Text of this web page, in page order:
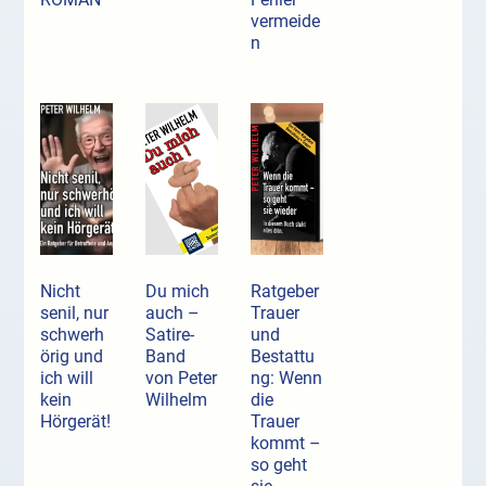
vermeide
n
Nicht
senil, nur
schwerh
örig und
ich will
kein
Hörgerät!
Du mich
auch –
Satire-
Band
von Peter
Wilhelm
Ratgeber
Trauer
und
Bestattu
ng: Wenn
die
Trauer
kommt –
so geht